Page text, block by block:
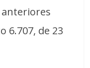
6.707, de 23